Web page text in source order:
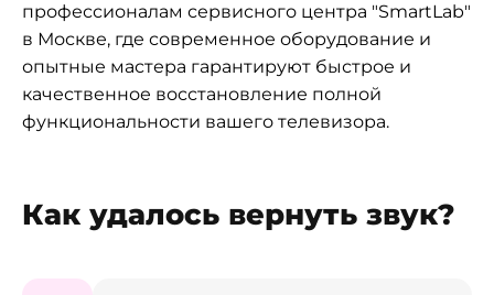
профессионалам сервисного центра "SmartLab"
в Москве, где современное оборудование и
опытные мастера гарантируют быстрое и
качественное восстановление полной
функциональности вашего телевизора.
Как удалось вернуть звук?